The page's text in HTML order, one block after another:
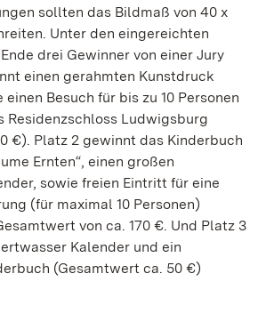
sollten das Bildmaß von 40 x
Unter den eingereichten
drei Gewinner von einer Jury
einen gerahmten Kunstdruck
einen Besuch für bis zu 10 Personen
Residenzschloss Ludwigsburg
€). Platz 2 gewinnt das Kinderbuch
Ernten“, einen großen
sowie freien Eintritt für eine
(für maximal 10 Personen)
von ca. 170 €. Und Platz 3
Kalender und ein
(Gesamtwert ca. 50 €)